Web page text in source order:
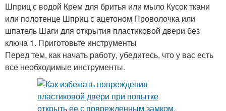
Шприц с водой Крем для бритья или мыло Кусок ткани
или полотенце Шприц с ацетоном Проволочка или
шпатель Шаги для открытия пластиковой двери без
ключа 1. Приготовьте инструменты
Перед тем, как начать работу, убедитесь, что у вас есть
все необходимые инструменты.